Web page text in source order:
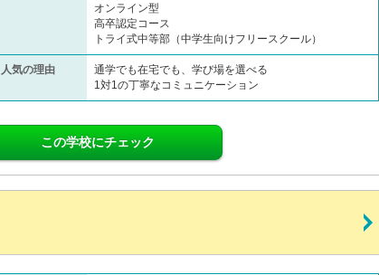
オンライン型
高卒認定コース
トライ式中等部（中学生向けフリースクール）​
人気の理由
通学でも在宅でも、学び場を選べる
1対1の丁寧なコミュニケーション
この学校にチェック